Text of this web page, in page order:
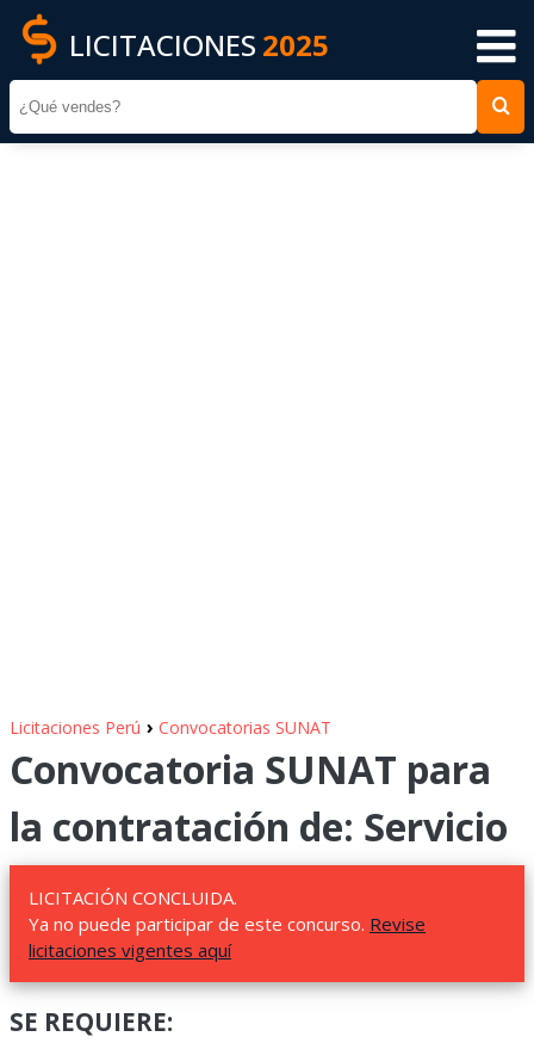
LICITACIONES 2025
Licitaciones Perú › Convocatorias SUNAT
Convocatoria SUNAT para
la contratación de: Servicio
LICITACIÓN CONCLUIDA.
Ya no puede participar de este concurso. Revise
licitaciones vigentes aquí
SE REQUIERE: